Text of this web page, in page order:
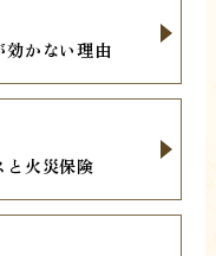
効かない理由
と火災保険